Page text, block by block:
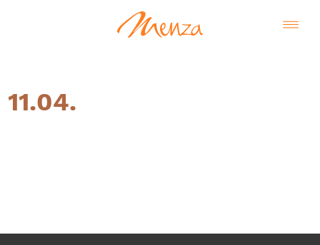
11.04.